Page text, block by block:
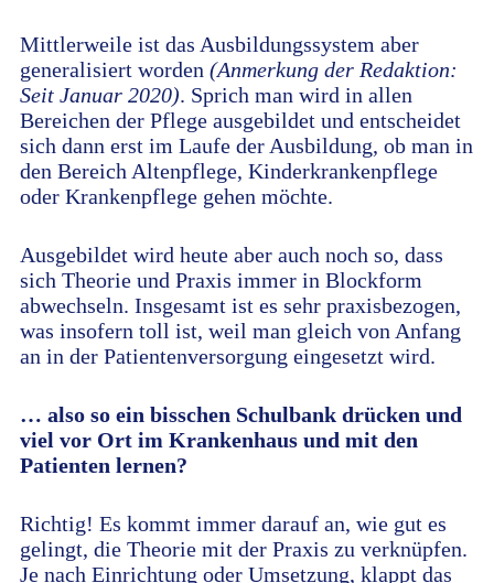
Mittlerweile ist das Ausbildungssystem aber
generalisiert worden (Anmerkung der Redaktion:
Seit Januar 2020). Sprich man wird in allen
Bereichen der Pflege ausgebildet und entscheidet
sich dann erst im Laufe der Ausbildung, ob man in
den Bereich Altenpflege, Kinderkrankenpflege
oder Krankenpflege gehen möchte.
Ausgebildet wird heute aber auch noch so, dass
sich Theorie und Praxis immer in Blockform
abwechseln. Insgesamt ist es sehr praxisbezogen,
was insofern toll ist, weil man gleich von Anfang
an in der Patientenversorgung eingesetzt wird.
… also so ein bisschen Schulbank drücken und
viel vor Ort im Krankenhaus und mit den
Patienten lernen?
Richtig! Es kommt immer darauf an, wie gut es
gelingt, die Theorie mit der Praxis zu verknüpfen.
Je nach Einrichtung oder Umsetzung, klappt das